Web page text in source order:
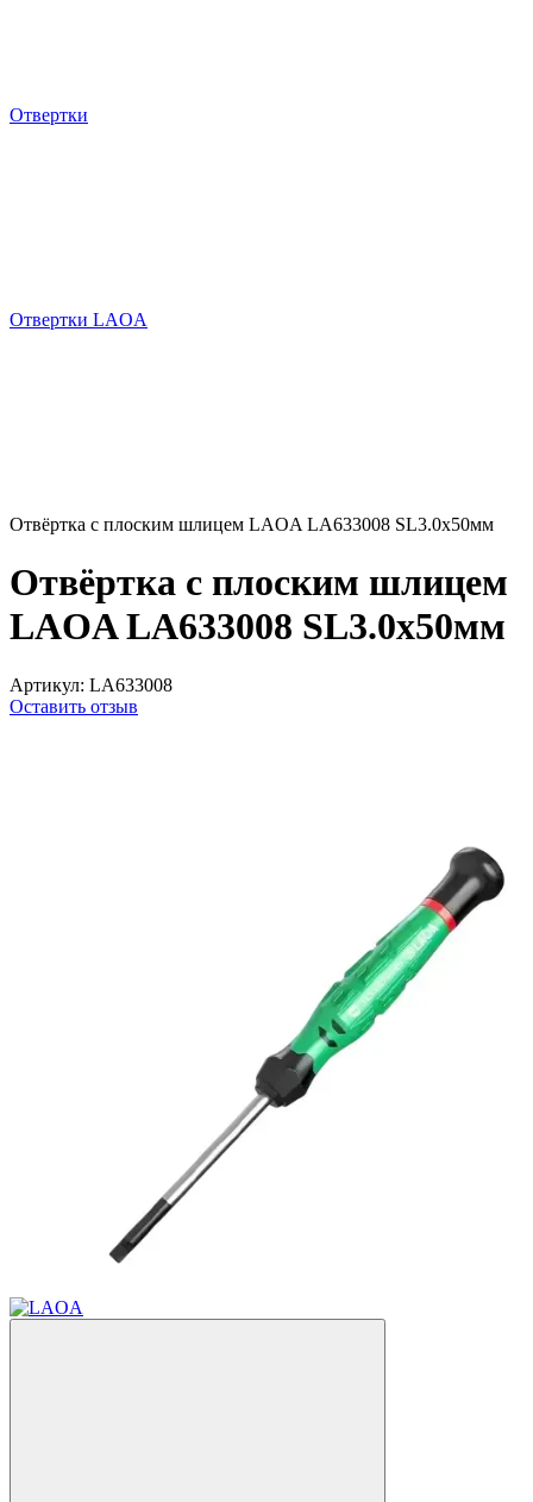
Отвертки
Отвертки LAOA
Отвёртка с плоским шлицем LAOA LA633008 SL3.0x50мм
Отвёртка с плоским шлицем
LAOA LA633008 SL3.0x50мм
Артикул: LA633008
Оставить отзыв